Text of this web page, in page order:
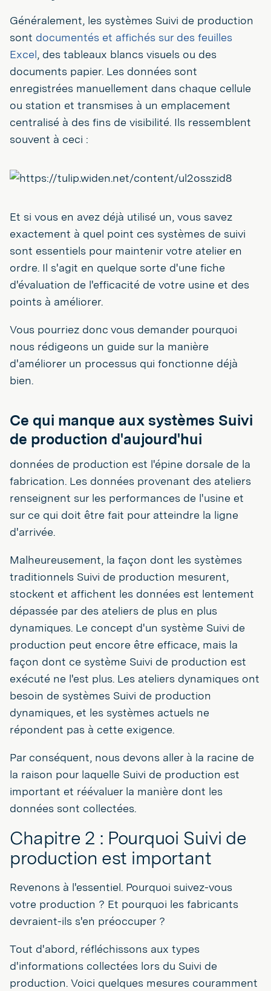
Généralement, les systèmes Suivi de production
sont documentés et affichés sur des feuilles
Excel, des tableaux blancs visuels ou des
documents papier. Les données sont
enregistrées manuellement dans chaque cellule
ou station et transmises à un emplacement
centralisé à des fins de visibilité. Ils ressemblent
souvent à ceci :
Et si vous en avez déjà utilisé un, vous savez
exactement à quel point ces systèmes de suivi
sont essentiels pour maintenir votre atelier en
ordre. Il s'agit en quelque sorte d'une fiche
d'évaluation de l'efficacité de votre usine et des
points à améliorer.
Vous pourriez donc vous demander pourquoi
nous rédigeons un guide sur la manière
d'améliorer un processus qui fonctionne déjà
bien.
Ce qui manque aux systèmes Suivi
de production d'aujourd'hui
données de production est l'épine dorsale de la
fabrication. Les données provenant des ateliers
renseignent sur les performances de l'usine et
sur ce qui doit être fait pour atteindre la ligne
d'arrivée.
Malheureusement, la façon dont les systèmes
traditionnels Suivi de production mesurent,
stockent et affichent les données est lentement
dépassée par des ateliers de plus en plus
dynamiques. Le concept d'un système Suivi de
production peut encore être efficace, mais la
façon dont ce système Suivi de production est
exécuté ne l'est plus. Les ateliers dynamiques ont
besoin de systèmes Suivi de production
dynamiques, et les systèmes actuels ne
répondent pas à cette exigence.
Par conséquent, nous devons aller à la racine de
la raison pour laquelle Suivi de production est
important et réévaluer la manière dont les
données sont collectées.
Chapitre 2 : Pourquoi Suivi de
production est important
Revenons à l'essentiel. Pourquoi suivez-vous
votre production ? Et pourquoi les fabricants
devraient-ils s'en préoccuper ?
Tout d'abord, réfléchissons aux types
d'informations collectées lors du Suivi de
production. Voici quelques mesures couramment